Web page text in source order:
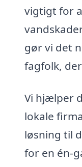
vigtigt for
gør vi det
fagfolk,
Vi hjælper
lokale
løsning til
for en én-